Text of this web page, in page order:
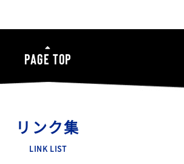
PAGE TOP
リンク集
LINK LIST